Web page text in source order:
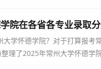
院在各省各专业录取
学怀德学院？对于打算报考
理了2025年常州大学怀德学